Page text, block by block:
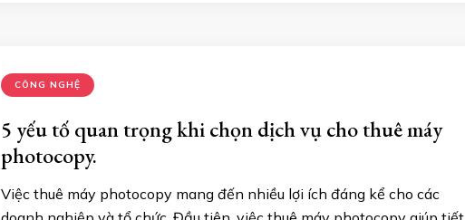
CÔNG NGHỆ
5 yếu tố quan trọng khi chọn dịch vụ cho thuê máy
photocopy.
Việc thuê máy photocopy mang đến nhiều lợi ích đáng kể cho các